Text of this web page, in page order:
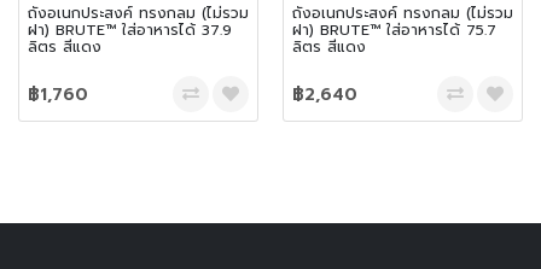
ถังอเนกประสงค์ ทรงกลม (ไม่รวม
ฝา) BRUTE™ ใส่อาหารได้ 75.7
ลิตร สีแดง
฿2,640
ถังอเนกประสงค์ ทรงกลม (ไม่รวม
ฝา) BRUTE™ ใส่อาหารได้ 121.1
ลิตร สีแดง
฿3,300